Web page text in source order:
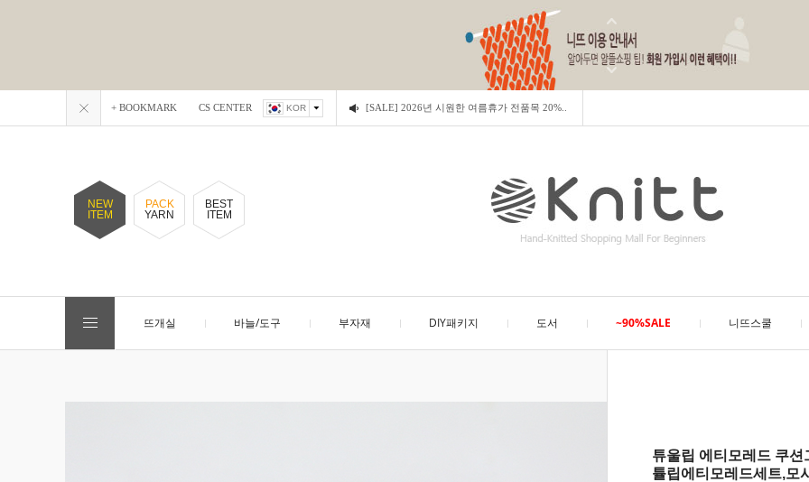
+ BOOKMARK CS CENTER KOR [SALE] 2026년 시원한 여름휴가 전품목 20%..
NEW
ITEM
PACK
YARN
BEST
ITEM
뜨개실 바늘/도구 부자재 DIY패키지 도서 ~90%SALE 니뜨스쿨
튜울립 에티모레드 쿠
튤립에티모레드세트,모